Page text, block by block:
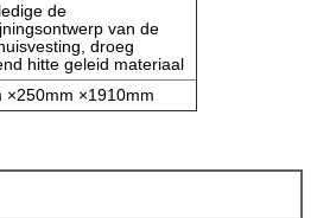
de
van de
droeg
hitte geleid materiaal
×250mm ×1910mm